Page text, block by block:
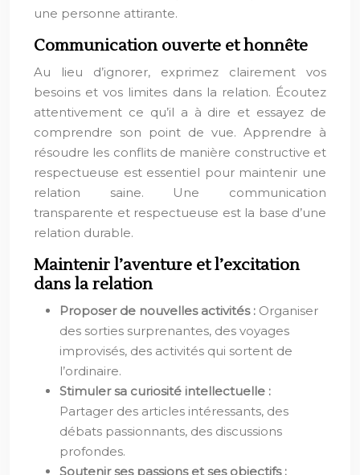
une personne attirante.
Communication ouverte et honnête
Au lieu d’ignorer, exprimez clairement vos
besoins et vos limites dans la relation. Écoutez
attentivement ce qu’il a à dire et essayez de
comprendre son point de vue. Apprendre à
résoudre les conflits de manière constructive et
respectueuse est essentiel pour maintenir une
relation saine. Une communication
transparente et respectueuse est la base d’une
relation durable.
Maintenir l’aventure et l’excitation
dans la relation
Proposer de nouvelles activités : Organiser
des sorties surprenantes, des voyages
improvisés, des activités qui sortent de
l’ordinaire.
Stimuler sa curiosité intellectuelle :
Partager des articles intéressants, des
débats passionnants, des discussions
profondes.
Soutenir ses passions et ses objectifs :